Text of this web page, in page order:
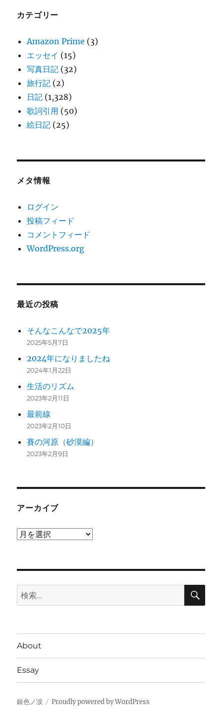
カテゴリー
Amazon Prime (3)
エッセイ (15)
写真日記 (32)
旅行記 (2)
日記 (1,328)
歌詞引用 (50)
絵日記 (25)
メタ情報
ログイン
投稿フィード
コメントフィード
WordPress.org
最近の投稿
そんなこんなで2025年
2025年5月7日
2024年になりましたね
2024年1月22日
生活のリズム
2023年2月11日
最前線
2023年2月10日
賽の河原（砂漠編）
2023年2月9日
アーカイブ
ア
検
索:
検
About
Essay
銀色ノ涙 Proudly powered by WordPress